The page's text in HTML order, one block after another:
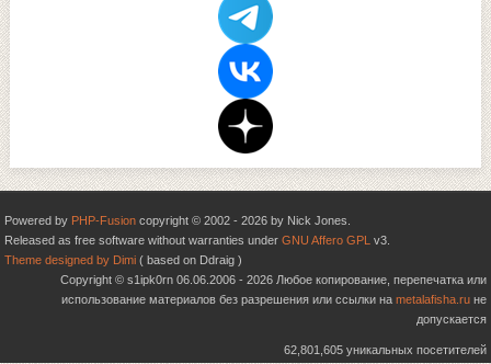
Powered by PHP-Fusion copyright © 2002 - 2026 by Nick Jones.
Released as free software without warranties under GNU Affero GPL v3.
Theme designed by Dimi ( based on Ddraig )
Copyright © s1ipk0rn 06.06.2006 - 2026 Любое копирование, перепечатка или
использование материалов без разрешения или ссылки на metalafisha.ru не
допускается
62,801,605 уникальных посетителей